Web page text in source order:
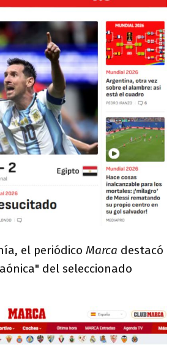
el periódico Marca destacó
del seleccionado